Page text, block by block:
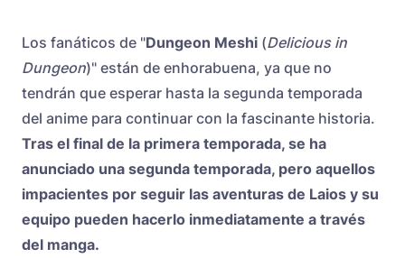
Los fanáticos de "Dungeon Meshi (Delicious in
Dungeon)" están de enhorabuena, ya que no
tendrán que esperar hasta la segunda temporada
del anime para continuar con la fascinante historia.
Tras el final de la primera temporada, se ha
anunciado una segunda temporada, pero aquellos
impacientes por seguir las aventuras de Laios y su
equipo pueden hacerlo inmediatamente a través
del manga.